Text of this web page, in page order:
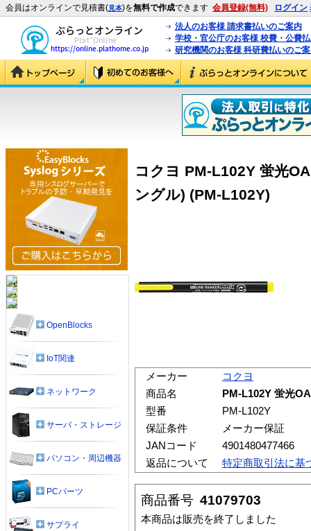
会員はオンラインで見積書(見本)を無料で作成できます 会員登録(無料) ログイン
法人のお客様 請求書払いのご案内
学校・官公庁のお客様 校費・公費
研究機関のお客様 科研費払いのご
コクヨ PM-L102Y 蛍光
ングル) (PM-L102Y)
メーカー
コクヨ
商品名
PM-L102Y 蛍光
型番
PM-L102Y
保証条件
メーカー保証
JANコード
4901480477466
返品について
特定商取引法に基
商品番号 41079703
本商品は販売を終了しました
OpenBlocks
IoT関連
ネットワーク
サーバ・ストレージ
パソコン・周辺機器
PCパーツ
サプライ